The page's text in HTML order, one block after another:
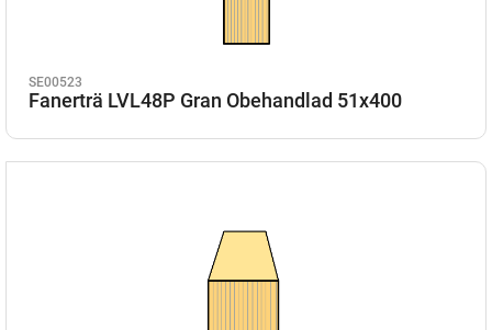
SE00523
Fanerträ LVL48P Gran Obehandlad 51x400